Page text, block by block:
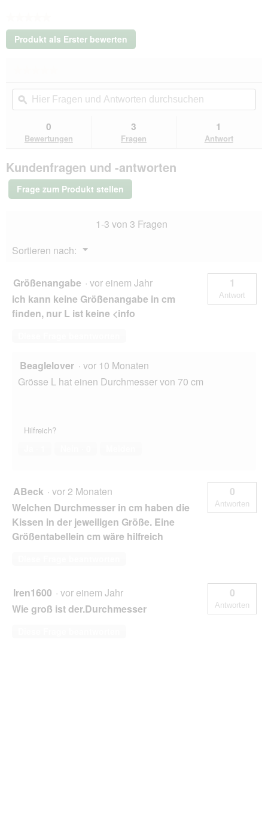
Kein
Beurteilungswert
Produkt als Erster bewerten
.
wird
ein
Dialogfeld
geöffnet.
Beurteilungswert
für
Floxik
Hundekissen
S
Hier
Fragen
und
durchsuchen
ϙ
0
Bewertungen
3
Fragen
1
Antwort
Kundenfragen und -antworten
Frage zum Produkt stellen
1-3 von 3 Fragen
Sortieren nach:
▼
Menü
Größenangabe · vor einem Jahr
ich kann keine Größenangabe in cm
finden, nur L ist keine <info
1
Antwort
Beaglelover · vor 10 Monaten
Grösse L hat einen Durchmesser von 70 cm
Hilfreich?
ABeck · vor 2 Monaten
Welchen Durchmesser in cm haben die
Kissen in der jeweiligen Größe. Eine
Größentabellein cm wäre hilfreich
0
Antworten
Iren1600 · vor einem Jahr
Wie groß ist der.Durchmesser
0
Antworten